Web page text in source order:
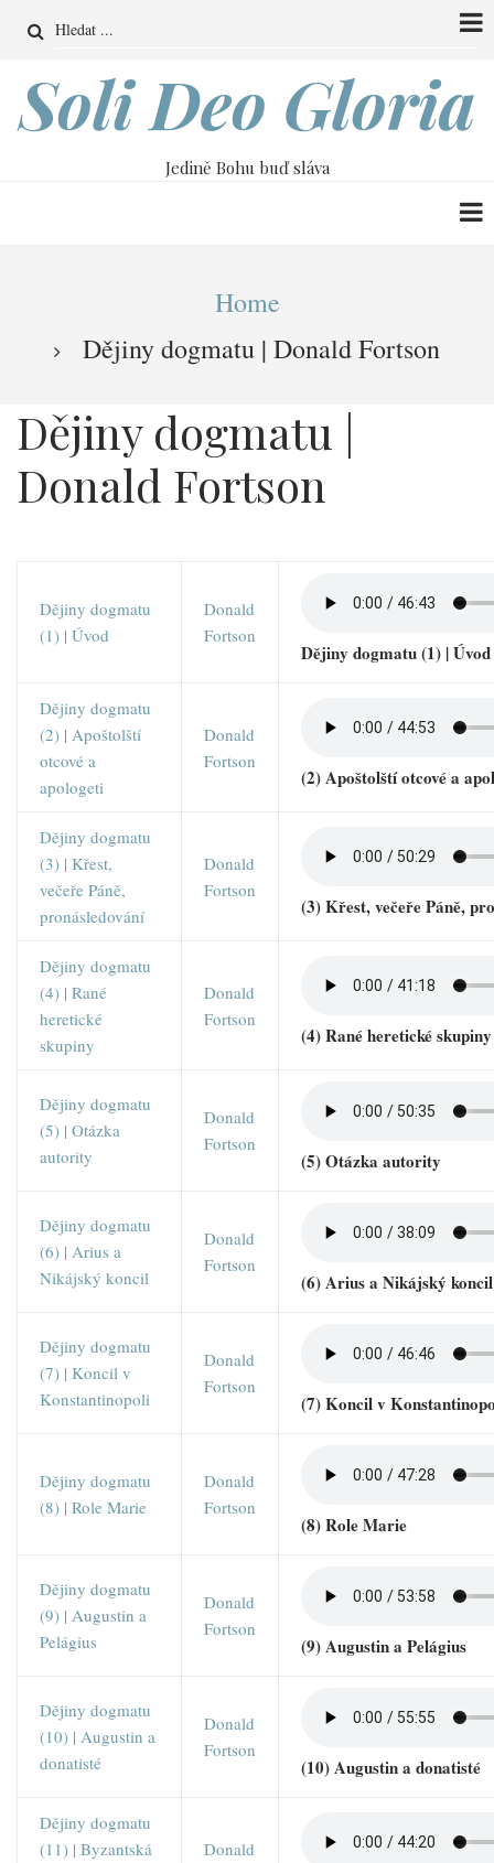
obsahu
Search
Soli Deo Gloria
Jedině Bohu buď sláva
Home
Dějiny dogmatu | Donald Fortson
Dějiny dogmatu |
Donald Fortson
Dějiny dogmatu
(1) | Úvod
Donald
Fortson
Dějiny dogmatu (1) | Úvod
Dějiny dogmatu
(2) | Apoštolští
otcové a
apologeti
Donald
Fortson
(2) Apoštolští otcové a
Dějiny dogmatu
(3) | Křest,
večeře Páně,
pronásledování
Donald
Fortson
(3) Křest, večeře Páně,
Dějiny dogmatu
(4) | Rané
heretické
skupiny
Donald
Fortson
(4) Rané heretické skupiny
Dějiny dogmatu
(5) | Otázka
autority
Donald
Fortson
(5) Otázka autority
Dějiny dogmatu
(6) | Arius a
Nikájský koncil
Donald
Fortson
(6) Arius a Nikájský koncil
Dějiny dogmatu
(7) | Koncil v
Konstantinopoli
Donald
Fortson
(7) Koncil v
Dějiny dogmatu
(8) | Role Marie
Donald
Fortson
(8) Role Marie
Dějiny dogmatu
(9) | Augustin a
Pelágius
Donald
Fortson
(9) Augustin a Pelágius
Dějiny dogmatu
(10) | Augustin a
donatisté
Donald
Fortson
(10) Augustin a donatisté
Dějiny dogmatu
(11) | Byzantská
Donald